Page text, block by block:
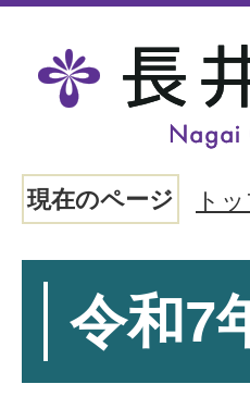
現在のページ ト
令和7